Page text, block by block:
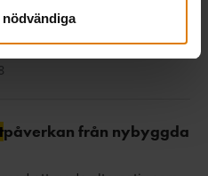
och inköp. –
materiella …
påverkan från nybyggda